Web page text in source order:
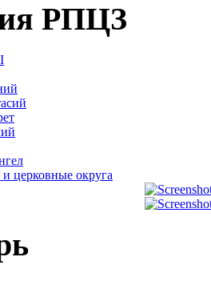
РПЦЗ
церковные округа